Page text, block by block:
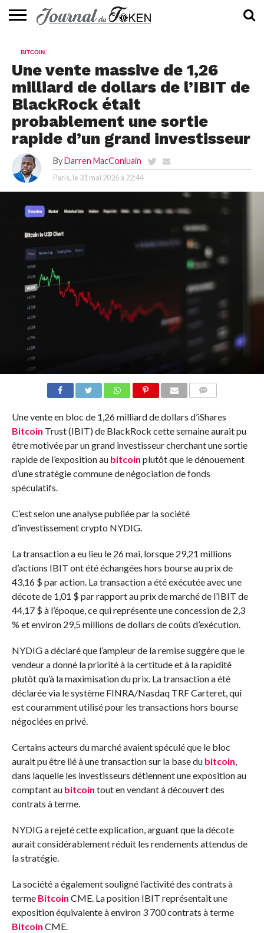
📰
EVALUATION
GUIDE
TENDANCES
À
CONTACTEZ-
BITCOIN
Une vente massive de 1,26
milliard de dollars de l’IBIT de
BlackRock était
probablement une sortie
rapide d’un grand investisseur
By Darren MacConluain
Paris, le 31 mai 2026 à 22:44
Une vente en bloc de 1,26 milliard de dollars d’iShares
Bitcoin Trust (IBIT) de BlackRock cette semaine aurait pu
être motivée par un grand investisseur cherchant une sortie
rapide de l’exposition au bitcoin plutôt que le dénouement
d’une stratégie commune de négociation de fonds
spéculatifs.
C’est selon une analyse publiée par la société
d’investissement crypto NYDIG.
La transaction a eu lieu le 26 mai, lorsque 29,21 millions
d’actions IBIT ont été échangées hors bourse au prix de
43,16 $ par action. La transaction a été exécutée avec une
décote de 1,01 $ par rapport au prix de marché de l’IBIT de
44,17 $ à l’époque, ce qui représente une concession de 2,3
% et environ 29,5 millions de dollars de coûts d’exécution.
NYDIG a déclaré que l’ampleur de la remise suggère que le
vendeur a donné la priorité à la certitude et à la rapidité
plutôt qu’à la maximisation du prix. La transaction a été
déclarée via le système FINRA/Nasdaq TRF Carteret, qui
est couramment utilisé pour les transactions hors bourse
négociées en privé.
Certains acteurs du marché avaient spéculé que le bloc
aurait pu être lié à une transaction sur la base du bitcoin,
dans laquelle les investisseurs détiennent une exposition au
comptant au bitcoin tout en vendant à découvert des
contrats à terme.
NYDIG a rejeté cette explication, arguant que la décote
aurait considérablement réduit les rendements attendus de
la stratégie.
La société a également souligné l’activité des contrats à
terme Bitcoin CME. La position IBIT représentait une
exposition équivalente à environ 3 700 contrats à terme
Bitcoin CME.